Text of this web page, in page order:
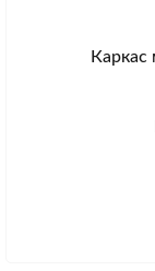
Каркас